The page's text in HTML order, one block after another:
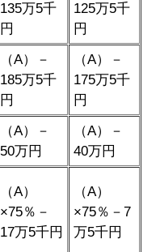
135万5千
円
125万5千
円
（A）－
185万5千
円
（A）－
175万5千
円
（A）－
50万円
（A）－
40万円
（A）
×75％－
17万5千円
（A）
×75％－7
万5千円